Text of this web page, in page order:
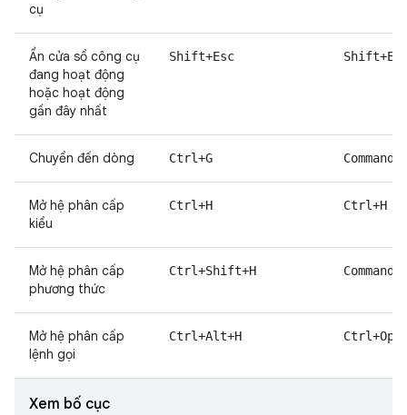
cụ
Ẩn cửa sổ công cụ
đang hoạt động
hoặc hoạt động
gần đây nhất
Shift+Esc
Chuyển đến dòng Ctrl+G
Mở hệ phân cấp
kiểu
Ctrl+H Ctrl+H
Mở hệ phân cấp
phương thức
Ctrl+Shift+H
Mở hệ phân cấp
lệnh gọi
Ctrl+Alt+H
Xem bố cục